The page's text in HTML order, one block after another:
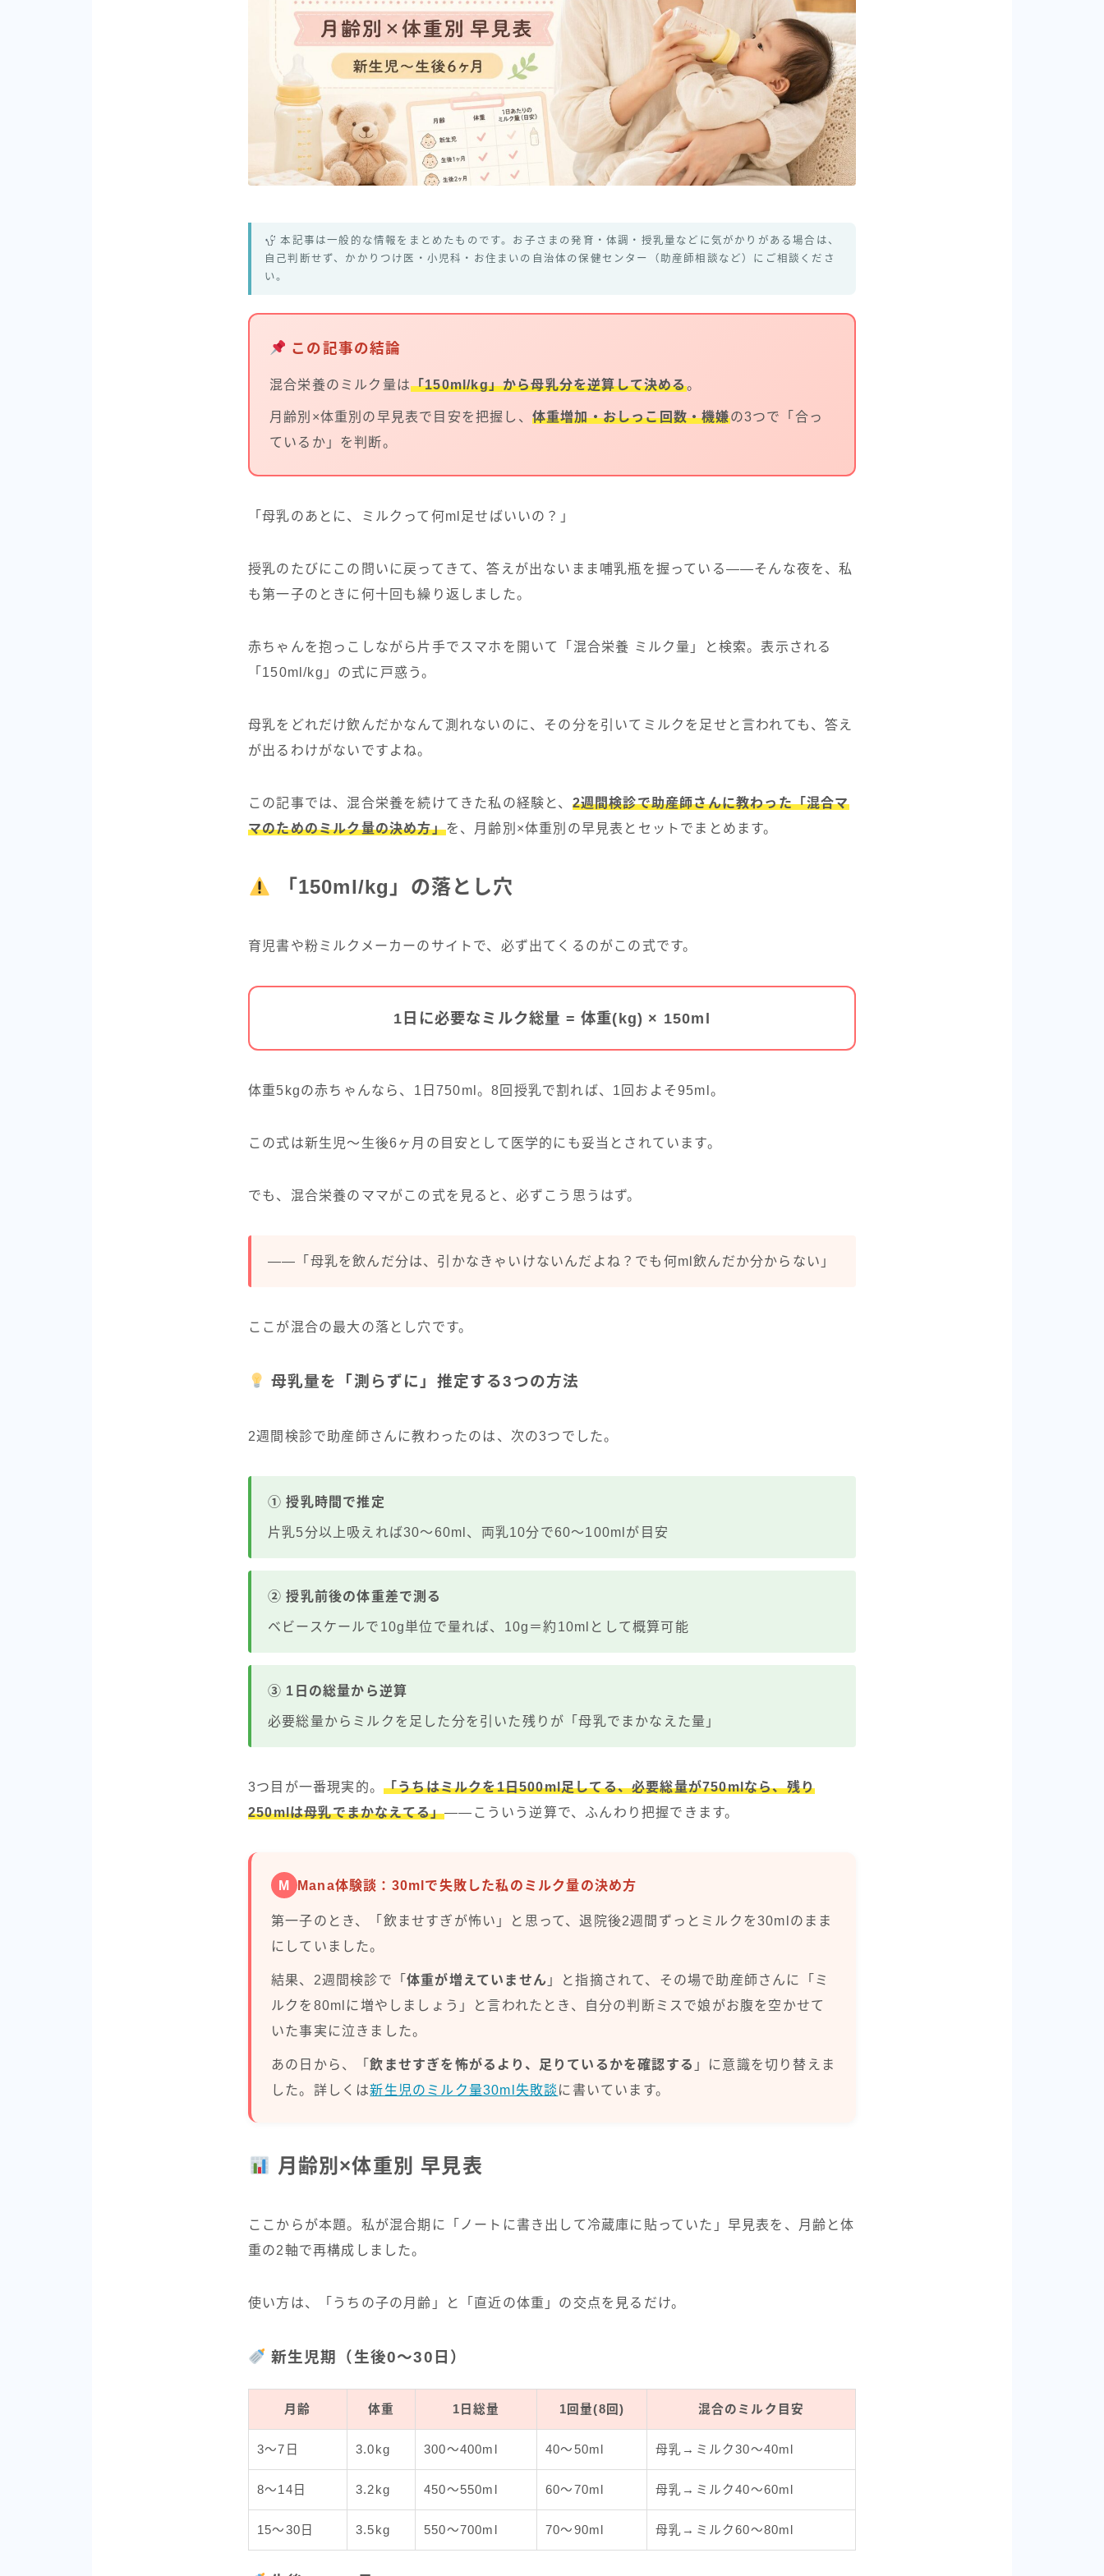
本記事は一般的な情報をまとめたものです。お子さまの発育・体調・授乳量などに気がかりがある場合は、
自己判断せず、かかりつけ医・小児科・お住まいの自治体の保健センター（助産師相談など）にご相談くださ
い。
この記事の結論
混合栄養のミルク量は「150ml/kg」から母乳分を逆算して決める。
月齢別×体重別の早見表で目安を把握し、 体重増加・おしっこ回数・機嫌の3つで「合っ
ているか」を判断。
「母乳のあとに、ミルクって何ml足せばいいの？」
授乳のたびにこの問いに戻ってきて、答えが出ないまま哺乳瓶を握っている――そんな夜を、私
も第一子のときに何十回も繰り返しました。
赤ちゃんを抱っこしながら片手でスマホを開いて「混合栄養 ミルク量」と検索。表示される
「150ml/kg」の式に戸惑う。
母乳をどれだけ飲んだかなんて測れないのに、その分を引いてミルクを足せと言われても、答え
が出るわけがないですよね。
この記事では、混合栄養を続けてきた私の経験と、 2週間検診で助産師さんに教わった「混合マ
マのためのミルク量の決め方」を、月齢別×体重別の早見表とセットでまとめます。
「150ml/kg」の落とし穴
育児書や粉ミルクメーカーのサイトで、必ず出てくるのがこの式です。
1日に必要なミルク総量 = 体重(kg) × 150ml
体重5kgの赤ちゃんなら、1日750ml。8回授乳で割れば、1回およそ95ml。
この式は新生児〜生後6ヶ月の目安として医学的にも妥当とされています。
でも、混合栄養のママがこの式を見ると、必ずこう思うはず。
――「母乳を飲んだ分は、引かなきゃいけないんだよね？でも何ml飲んだか分からない」
ここが混合の最大の落とし穴です。
母乳量を「測らずに」推定する3つの方法
2週間検診で助産師さんに教わったのは、次の3つでした。
① 授乳時間で推定
片乳5分以上吸えれば30〜60ml、両乳10分で60〜100mlが目安
② 授乳前後の体重差で測る
ベビースケールで10g単位で量れば、10g＝約10mlとして概算可能
③ 1日の総量から逆算
必要総量からミルクを足した分を引いた残りが「母乳でまかなえた量」
3つ目が一番現実的。 「うちはミルクを1日500ml足してる、必要総量が750mlなら、残り
250mlは母乳でまかなえてる」――こういう逆算で、ふんわり把握できます。
M Mana体験談：30mlで失敗した私のミルク量の決め方
第一子のとき、「飲ませすぎが怖い」と思って、退院後2週間ずっとミルクを30mlのまま
にしていました。
結果、2週間検診で「 体重が増えていません 」と指摘されて、その場で助産師さんに「ミ
ルクを80mlに増やしましょう」と言われたとき、自分の判断ミスで娘がお腹を空かせて
いた事実に泣きました。
あの日から、「飲ませすぎを怖がるより、足りているかを確認する 」に意識を切り替えま
した。詳しくは新生児のミルク量30ml失敗談 に書いています。
月齢別×体重別 早見表
ここからが本題。私が混合期に「ノートに書き出して冷蔵庫に貼っていた」早見表を、月齢と体
重の2軸で再構成しました。
使い方は、「うちの子の月齢」と「直近の体重」の交点を見るだけ。
新生児期（生後0〜30日）
月齢 体重 1日総量 1回量(8回) 混合のミルク目安
3〜7日 3.0kg 300〜400ml 40〜50ml 母乳→ミルク30〜40ml
8〜14日 3.2kg 450〜550ml 60〜70ml 母乳→ミルク40〜60ml
15〜30日 3.5kg 550〜700ml 70〜90ml 母乳→ミルク60〜80ml